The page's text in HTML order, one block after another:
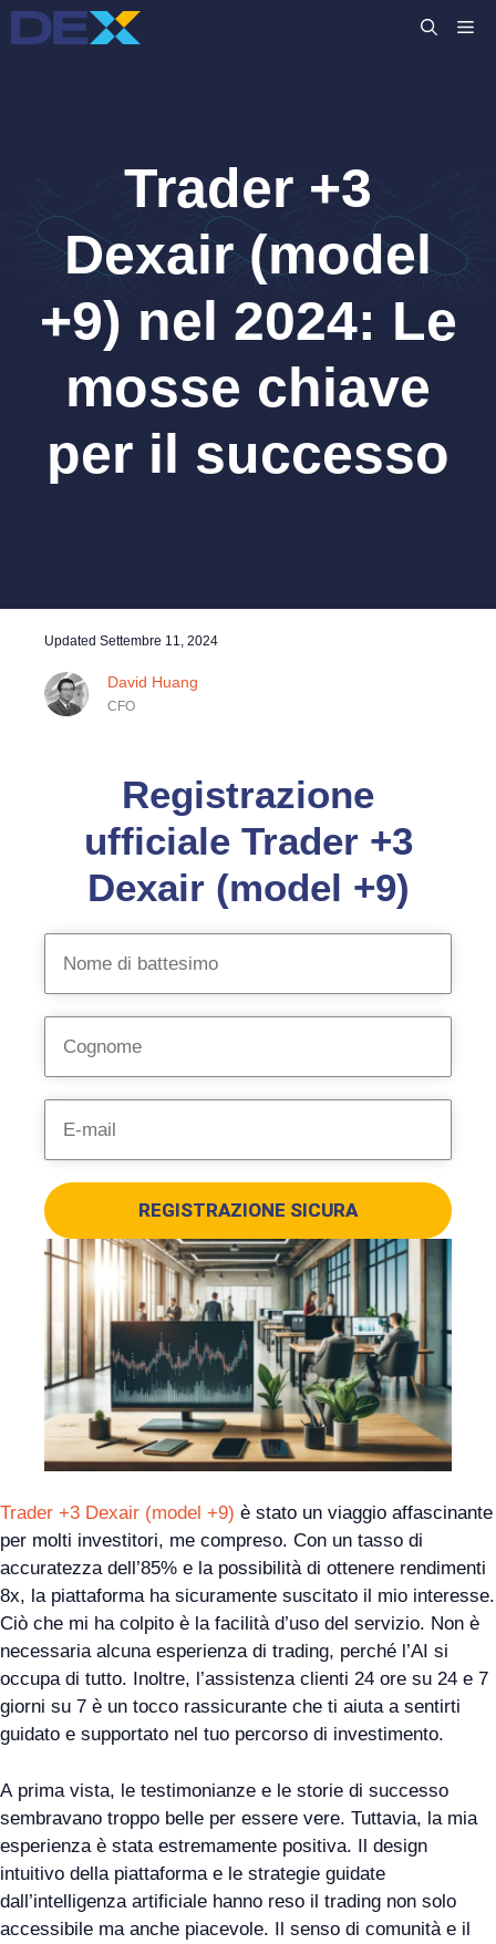
Vai
al
Trader +3
Dexair (model
+9) nel 2024: Le
mosse chiave
per il successo
Updated Settembre 11, 2024
David Huang
CFO
Registrazione
ufficiale Trader +3
Dexair (model +9)
REGISTRAZIONE SICURA
Trader +3 Dexair (model +9) è stato un viaggio affascinante
per molti investitori, me compreso. Con un tasso di
accuratezza dell’85% e la possibilità di ottenere rendimenti
8x, la piattaforma ha sicuramente suscitato il mio interesse.
Ciò che mi ha colpito è la facilità d’uso del servizio. Non è
necessaria alcuna esperienza di trading, perché l’AI si
occupa di tutto. Inoltre, l’assistenza clienti 24 ore su 24 e 7
giorni su 7 è un tocco rassicurante che ti aiuta a sentirti
guidato e supportato nel tuo percorso di investimento.
A prima vista, le testimonianze e le storie di successo
sembravano troppo belle per essere vere. Tuttavia, la mia
esperienza è stata estremamente positiva. Il design
intuitivo della piattaforma e le strategie guidate
dall’intelligenza artificiale hanno reso il trading non solo
accessibile ma anche piacevole. Il senso di comunità e il